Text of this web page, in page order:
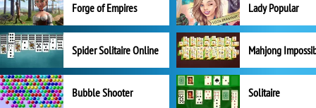
Forge of Empires Lady Popular
Spider Solitaire Online Mahjong
Bubble Shooter Solitaire